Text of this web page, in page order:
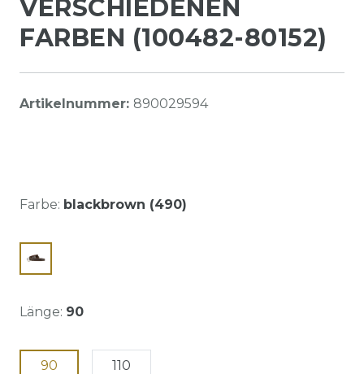
VERSCHIEDENEN
FARBEN (100482-80152)
Artikelnummer: 890029594
Farbe: blackbrown (490)
Länge: 90
90 110